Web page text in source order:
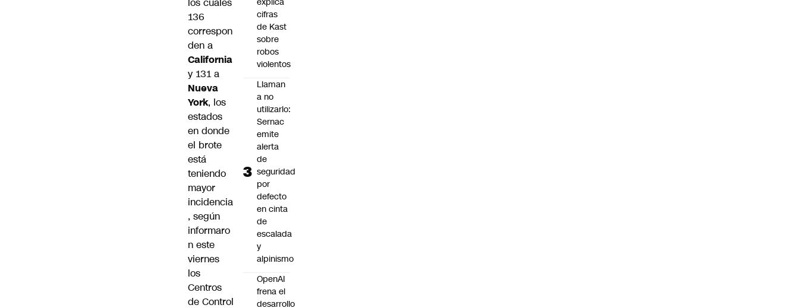
136
correspon
den a
California
y 131 a
Nueva
York, los
estados
en donde
el brote
está
teniendo
mayor
incidencia
, según
informaro
n este
viernes
los
Centros
de Control
cifras
de Kast
sobre
robos
violentos
Llaman
a no
utilizarlo:
Sernac
emite
alerta
de
seguridad
por
defecto
en cinta
de
escalada
y
alpinismo
OpenAI
frena el
desarrollo